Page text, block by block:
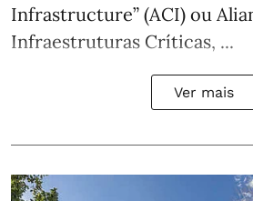
Infrastructure” (ACI) ou
Infraestruturas Críticas, ...
Ver mais